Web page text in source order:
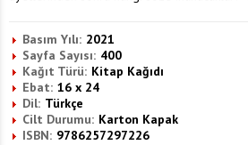
Basım Yılı: 2021
Sayfa Sayısı: 400
Kağıt Türü: Kitap Kağıdı
Ebat: 16 x 24
Dil: Türkçe
Cilt Durumu: Karton Kapak
ISBN: 9786257297226